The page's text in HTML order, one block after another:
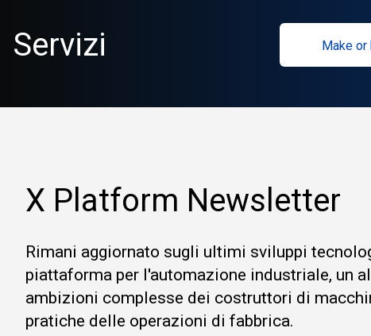
Servizi Make or
X Platform Newsletter
Rimani aggiornato sugli ultimi sviluppi
piattaforma per l'automazione industriale, un
ambizioni complesse dei costruttori di
pratiche delle operazioni di fabbrica.